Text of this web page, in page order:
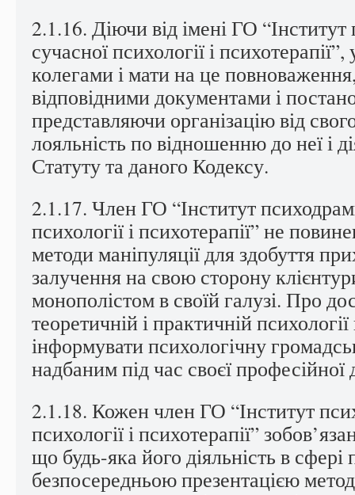
2.1.16. Діючи від імені ГО
сучасної психології і психотерапії”,
колегами і мати на це
відповідними документами і
представляючи організацію від
лояльність по відношенню до неї і
Статуту та даного Кодексу.
2.1.17. Член ГО “Інститут
психології і психотерапії” не
методи маніпуляції для здобуття
залучення на свою сторону
монополістом в своїй галузі. Про
теоретичній і практичній
інформувати психологічну
надбаним під час своєї професійної
2.1.18. Кожен член ГО “Інститут
психології і психотерапії”
що будь-яка його діяльність в
безпосередньою презентацією